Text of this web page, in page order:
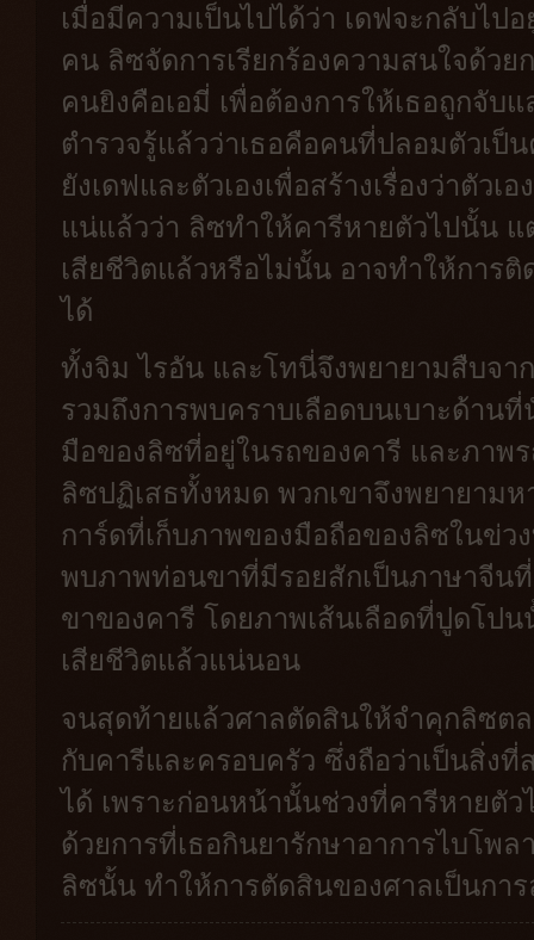
เมื่อมีความเป็นไปได้ว่า เดฟจะกลับไป
คน ลิซจัดการเรียกร้องความสนใจด้วย
คนยิงคือเอมี่ เพื่อต้องการให้เธอถูกจับ
ตำรวจรู้แล้วว่าเธอคือคนที่ปลอมตัวเป็
ยังเดฟและตัวเองเพื่อสร้างเรื่องว่าตัว
แน่แล้วว่า ลิซทำให้คารีหายตัวไปนั้น แ
เสียชีวิตแล้วหรือไม่นั้น อาจทำให้กา
ได้
ทั้งจิม ไรอัน และโทนี่จึงพยายามสืบจา
รวมถึงการพบคราบเลือดบนเบาะด้าน
มือของลิซที่อยู่ในรถของคารี และภาพ
ลิซปฏิเสธทั้งหมด พวกเขาจึงพยายาม
การ์ดที่เก็บภาพของมือถือของลิซในข่ว
พบภาพท่อนขาที่มีรอยสักเป็นภาษาจีน
ขาของคารี โดยภาพเส้นเลือดที่ปูดโป
เสียชีวิตแล้วแน่นอน
จนสุดท้ายแล้วศาลตัดสินให้จำคุกลิซต
กับคารีและครอบครัว ซึ่งถือว่าเป็นสิ่ง
ได้ เพราะก่อนหน้านั้นช่วงที่คารีหายตั
ด้วยการที่เธอกินยารักษาอาการไบโพ
ลิซนั้น ทำให้การตัดสินของศาลเป็นกา